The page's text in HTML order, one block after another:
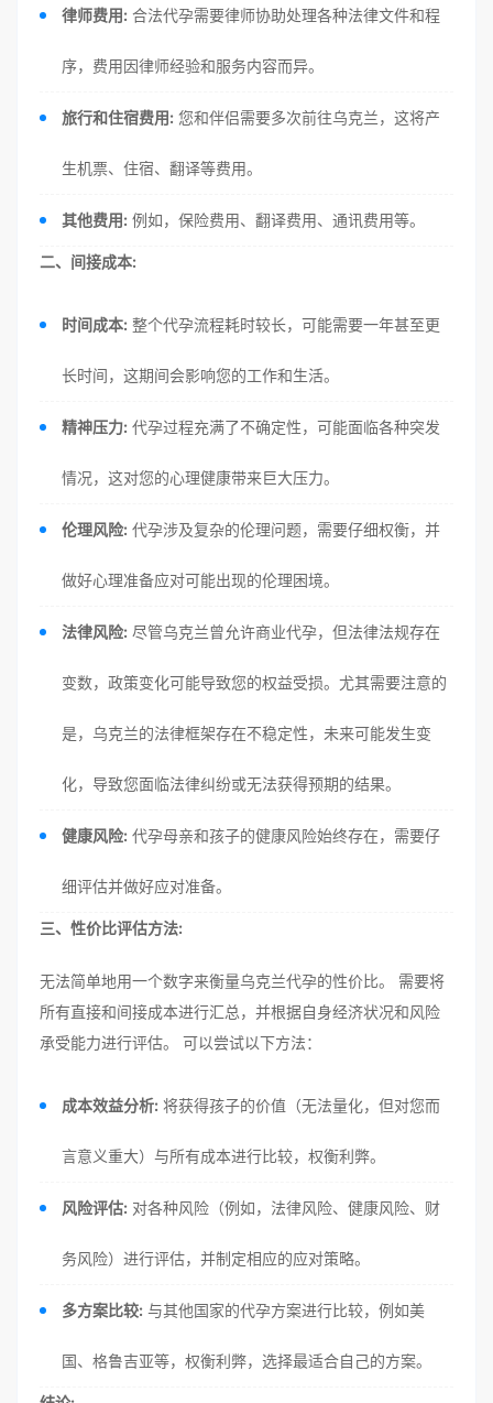
律师费用: 合法代孕需要律师协助处理各种法律文件和程
序，费用因律师经验和服务内容而异。
旅行和住宿费用: 您和伴侣需要多次前往乌克兰，这将产
生机票、住宿、翻译等费用。
其他费用: 例如，保险费用、翻译费用、通讯费用等。
二、间接成本:
时间成本: 整个代孕流程耗时较长，可能需要一年甚至更
长时间，这期间会影响您的工作和生活。
精神压力: 代孕过程充满了不确定性，可能面临各种突发
情况，这对您的心理健康带来巨大压力。
伦理风险: 代孕涉及复杂的伦理问题，需要仔细权衡，并
做好心理准备应对可能出现的伦理困境。
法律风险: 尽管乌克兰曾允许商业代孕，但法律法规存在
变数，政策变化可能导致您的权益受损。尤其需要注意的
是，乌克兰的法律框架存在不稳定性，未来可能发生变
化，导致您面临法律纠纷或无法获得预期的结果。
健康风险: 代孕母亲和孩子的健康风险始终存在，需要仔
细评估并做好应对准备。
三、性价比评估方法:
无法简单地用一个数字来衡量乌克兰代孕的性价比。 需要将
所有直接和间接成本进行汇总，并根据自身经济状况和风险
承受能力进行评估。 可以尝试以下方法：
成本效益分析: 将获得孩子的价值（无法量化，但对您而
言意义重大）与所有成本进行比较，权衡利弊。
风险评估: 对各种风险（例如，法律风险、健康风险、财
务风险）进行评估，并制定相应的应对策略。
多方案比较: 与其他国家的代孕方案进行比较，例如美
国、格鲁吉亚等，权衡利弊，选择最适合自己的方案。